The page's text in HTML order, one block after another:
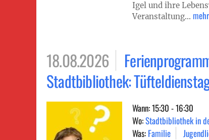
Igel und ihre
Veranstaltung...
18.08.2026
Stadtbibliothek:
Wann: 15:30 - 16:30
Wo:Stadtbibliothek in
Was: Familie